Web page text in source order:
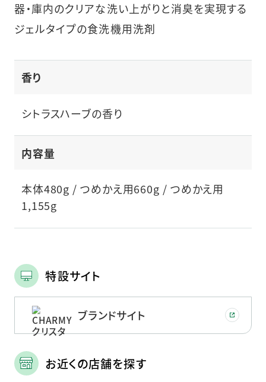
器・庫内のクリアな洗い上がりと消臭を実現する
ジェルタイプの食洗機用洗剤
香り
シトラスハーブの香り
内容量
本体480g / つめかえ用660g / つめかえ用
1,155g
特設サイト
ブランドサイト
お近くの店舗を探す